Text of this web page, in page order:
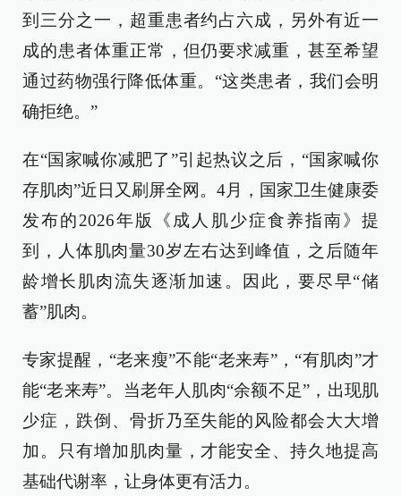
到三分之一，超重患者约占六成，另外有近一
成的患者体重正常，但仍要求减重，甚至希望
通过药物强行降低体重。“这类患者，我们会明
确拒绝。”
在“国家喊你减肥了”引起热议之后，“国家喊你
存肌肉”近日又刷屏全网。4月，国家卫生健康委
发布的2026年版《成人肌少症食养指南》提
到，人体肌肉量30岁左右达到峰值，之后随年
龄增长肌肉流失逐渐加速。因此，要尽早“储
蓄”肌肉。
专家提醒，“老来瘦”不能“老来寿”，“有肌肉”才
能“老来寿”。当老年人肌肉“余额不足”，出现肌
少症，跌倒、骨折乃至失能的风险都会大大增
加。只有增加肌肉量，才能安全、持久地提高
基础代谢率，让身体更有活力。